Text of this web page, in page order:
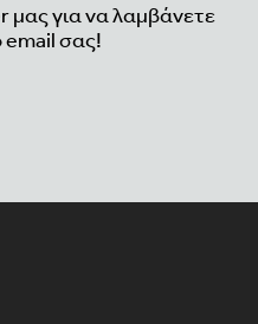
μας για να λαμβάνετε
email σας!